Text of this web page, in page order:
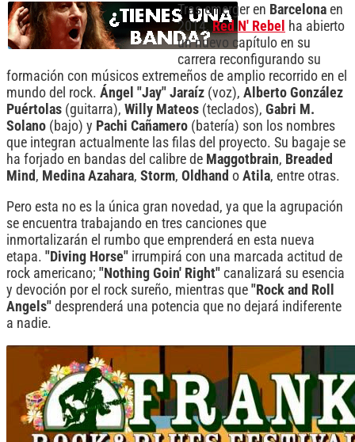
Tras emerger en Barcelonaen
2014, Red N' Rebel ha abierto
un nuevo capítulo en su
carrera reconfigurando su
formación con músicos extremeños de amplio recorrido en el
mundo del rock. Ángel "Jay" Jaraíz (voz), Alberto González
Puértolas (guitarra), Willy Mateos (teclados), Gabri M.
Solano (bajo) y Pachi Cañamero (batería) son los nombres
que integran actualmente las filas del proyecto. Su bagaje se
ha forjado en bandas del calibre de Maggotbrain, Breaded
Mind , Medina Azahara, Storm, Oldhand o Atila, entre otras.
Pero esta no es la única gran novedad, ya que la agrupación
se encuentra trabajando en tres canciones que
inmortalizarán el rumbo que emprenderá en esta nueva
etapa. "Diving Horse" irrumpirá con una marcada actitud de
rock americano; "Nothing Goin' Right" canalizará su esencia
y devoción por el rock sureño, mientras que "Rock and Roll
Angels" desprenderá una potencia que no dejará indiferente
a nadie.